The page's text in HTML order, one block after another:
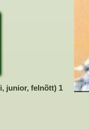
junior, felnõtt) 1